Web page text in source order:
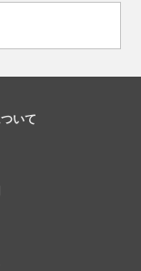
いて